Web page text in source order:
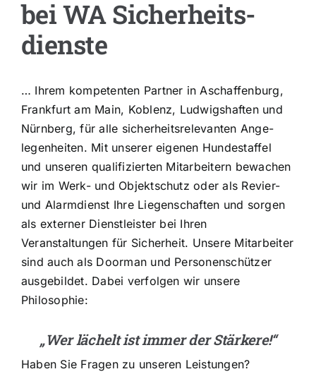
Kontakt
bei WA Sicher­heits­
dienste
… Ihrem kompetenten Partner in Aschaffenburg,
Frankfurt am Main, Koblenz, Ludwigshaften und
Nürnberg, für alle sicherheitsrelevanten Ange­
legenheiten. Mit unserer eigenen Hundestaffel
und unseren qua­lifizierten Mit­arbei­tern bewachen
wir im Werk- und Objekt­schutz oder als Revier-
und Alarm­dienst Ihre Liegenschaften und sor­gen
als externer Dienstleister bei Ihren
Veranstaltungen für Sicherheit. Unsere Mitarbeiter
sind auch als Doorman und Personenschützer
ausgebildet. Dabei verfolgen wir unsere
Philosophie:
„Wer lächelt ist immer der Stärkere!“
Haben Sie Fragen zu unseren Leistungen?